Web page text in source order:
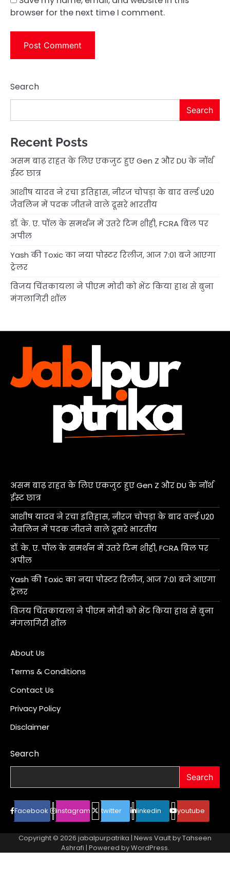
browser for the next time I comment.
Search
Search
Recent Posts
असम बाढ़ राहत के लिए एकजुट हुए Gen Z और DU के नॉर्थ
ईस्ट छात्र
आशीष यादव ने रचा इतिहास, नीरज चोपड़ा के बाद वर्ल्ड U20
जैवलिन में पदक जीतने वाले दूसरे भारतीय
डॉ. के. ए. पॉल के समर्थन में उतरे टिम शीही, FCRA बिल पर
अपील
Yash की Toxic का नया पोस्टर रिलीज, आज 7:01 बजे आएगा
ट्रेलर
विजय चिंतकायला ने पीएम मोदी को भेंट किया हाथ से बुना
मंगलागिरी शॉल
असम बाढ़ राहत के लिए एकजुट हुए Gen Z और DU के नॉर्थ
ईस्ट छात्र
आशीष यादव ने रचा इतिहास, नीरज चोपड़ा के बाद वर्ल्ड U20
जैवलिन में पदक जीतने वाले दूसरे भारतीय
डॉ. के. ए. पॉल के समर्थन में उतरे टिम शीही, FCRA बिल पर
अपील
Yash की Toxic का नया पोस्टर रिलीज, आज 7:01 बजे आएगा
ट्रेलर
विजय चिंतकायला ने पीएम मोदी को भेंट किया हाथ से बुना
मंगलागिरी शॉल
About Us
Terms & Conditions
Contact Us
Privacy Policy
Disclaimer
Search
Search
Facebook instagram twitter linkedin youtube
Copyright © 2026 jabalpurpatrika | News Vault byTahseen
Ashrafi | Powered byWordPress.